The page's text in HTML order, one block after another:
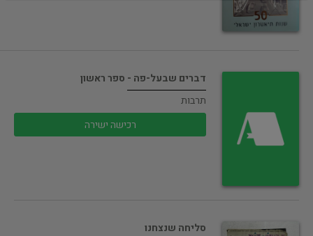
דברים שבעל-פה - ספר ראשון
תרבות
רכישה ישירה
סליחה שנצחנו